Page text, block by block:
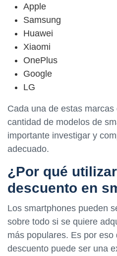
Apple
Samsung
Huawei
Xiaomi
OnePlus
Google
LG
Cada una de estas
cantidad de modelos de
importante investigar y
adecuado.
¿Por qué
descuento en
Los smartphones pueden
sobre todo si se quiere
más populares. Es por
descuento puede ser una